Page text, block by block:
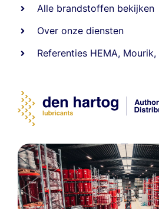
Alle brandstoffen bekijken
Over onze diensten
Referenties HEMA, Mourik,